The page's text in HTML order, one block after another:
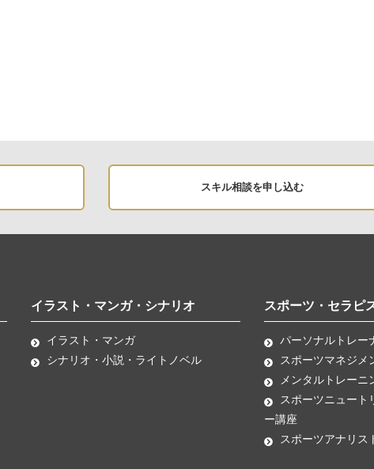
スキル相談を申し込む
イラスト・マンガ・シナリオ
イラスト・マンガ
シナリオ・小説・ライトノベル
スポーツ・セラピ
パーソナルトレー
スポーツマネジメ
メンタルトレーニ
スポーツニュート
ー講座
スポーツアナリス